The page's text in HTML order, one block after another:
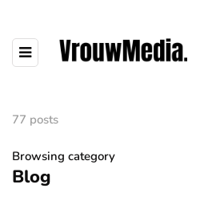
77 posts
Browsing category
Blog